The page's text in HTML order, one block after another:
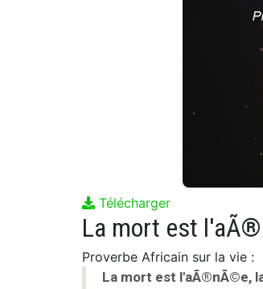
Télécharger
Proverbe Africain sur la vie :
La mort est l'aÃ®nÃ©e,